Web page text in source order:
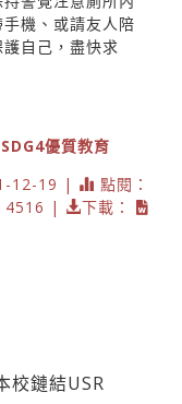
機、或請友人陪
自己，盡快求
優質教育
12-19 |
點閱：
4516 |
下載：
校鏈結USR